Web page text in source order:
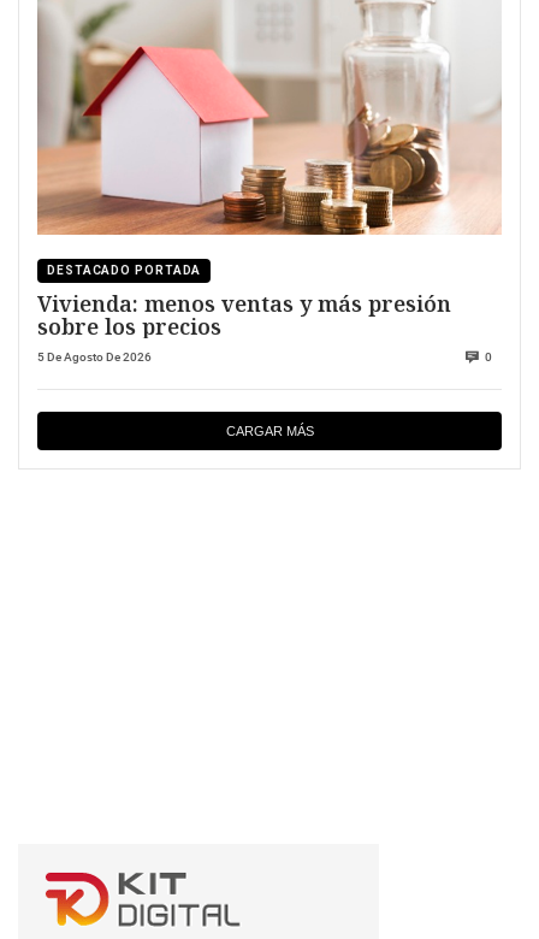
DESTACADO PORTADA
Vivienda: menos ventas y más presión
sobre los precios
5 De Agosto De 2026 0
CARGAR MÁS